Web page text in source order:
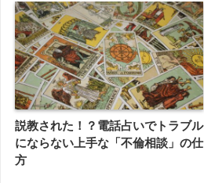
説教された！？電話占いでトラブル
にならない上手な「不倫相談」の仕
方